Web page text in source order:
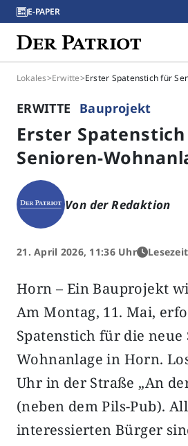
E-PAPER
Lokales>Erwitte>
ERWITTE Bauprojekt
Erster
Senioren-
Von der Redaktion
21. April 2026, 11:36 Uhr
Horn – Ein Bauprojekt
Am Montag, 11. Mai,
Spatenstich für die neue
Wohnanlage in Horn.
Uhr in der Straße „An
(neben dem Pils-Pub).
interessierten Bürger